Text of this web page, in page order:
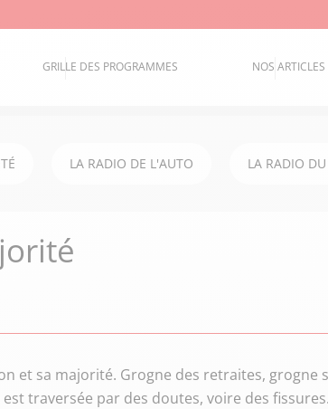
GRILLE DES PROGRAMMES NOS ARTICLES
LA RADIO DE L'AUTO LA RADIO
et sa majorité. Grogne des retraites, grogne
traversée par des doutes, voire des fissures.